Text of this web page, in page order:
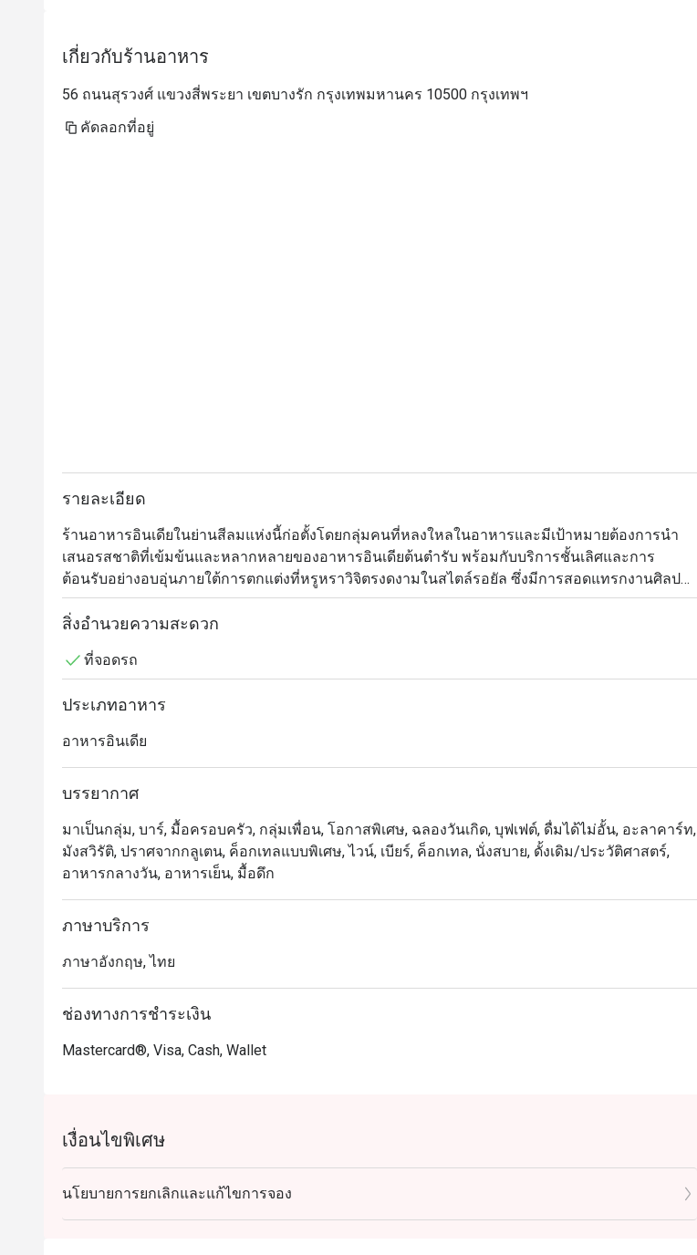
เกี่ยวกับร้านอาหาร
56 ถนนสุรวงศ์ แขวงสี่พระยา เขตบางรัก กรุงเทพมหานคร 10500 กรุงเทพฯ
คัดลอกที่อยู่
รายละเอียด
ร้านอาหารอินเดียในย่านสีลมแห่งนี้ก่อตั้งโดยกลุ่มคนที่หลงใหลในอาหารและมีเป้าหมายต้องการนำ
เสนอรสชาติที่เข้มข้นและหลากหลายของอาหารอินเดียต้นตำรับ พร้อมกับบริการชั้นเลิศและการ
ต้อนรับอย่างอบอุ่นภายใต้การตกแต่งที่หรูหราวิจิตรงดงามในสไตล์รอยัล ซึ่งมีการสอดแทรกงานศิลปะ
ที่ประณีตไว้อย่างลงตัว ภายในร้านมีพื้นที่ครัวแบบเปิดที่เผยให้เห็นฝีไม้ลายมือการทำอาหารของเชฟได้
อย่างชัดเจน และมีโซนระเบียงด้านนอกที่สามารถชมวิวได้ด้วย แนะนำให้เลือกสั่งเมนูทิกก้าต่างๆ ที่ย่าง
ภูมิภาค
สิ่งอำนวยความสะดวก
ที่จอดรถ
ประเภทอาหาร
อาหารอินเดีย
บรรยากาศ
มาเป็นกลุ่ม, บาร์, มื้อครอบครัว, กลุ่มเพื่อน, โอกาสพิเศษ, ฉลองวันเกิด, บุฟเฟต์, ดื่มได้ไม่อั้น, อะลาคาร์ท,
มังสวิรัติ, ปราศจากกลูเตน, ค็อกเทลแบบพิเศษ, ไวน์, เบียร์, ค็อกเทล, นั่งสบาย, ดั้งเดิม/ประวัติศาสตร์,
อาหารกลางวัน, อาหารเย็น, มื้อดึก
ภาษาบริการ
ภาษาอังกฤษ, ไทย
ช่องทางการชำระเงิน
Mastercard®, Visa, Cash, Wallet
เงื่อนไขพิเศษ
นโยบายการยกเลิกและแก้ไขการจอง